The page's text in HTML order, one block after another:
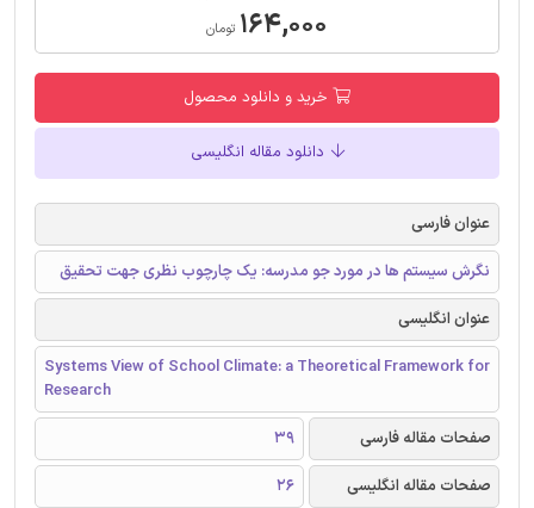
۱۶۴,۰۰۰ تومان
خرید و دانلود محصول
دانلود مقاله انگلیسی
عنوان فارسی
نگرش سیستم ها در مورد جو مدرسه: یک چارچوب نظری جهت تحقیق
عنوان انگلیسی
Systems View of School Climate: a Theoretical Framework for
Research
صفحات مقاله فارسی
39
صفحات مقاله انگلیسی
26